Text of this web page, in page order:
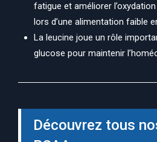
fatigue et améliorer
lors d’une alimentation faible
La leucine joue un rôle
glucose pour maintenir
Découvrez tous